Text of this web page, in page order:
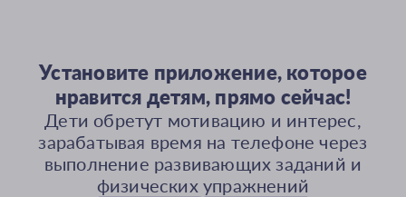
Установите приложение, которое
нравится детям, прямо сейчас!
Дети обретут мотивацию и интерес,
зарабатывая время на телефоне через
выполнение развивающих заданий и
физических упражнений